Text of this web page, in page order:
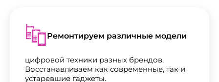
Ремонтируем различные модели
цифровой техники разных брендов.
Восстанавливаем как современные, так и
устаревшие гаджеты.